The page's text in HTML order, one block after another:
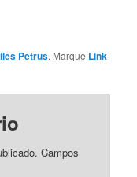
Petrus. Marque Link
Campos